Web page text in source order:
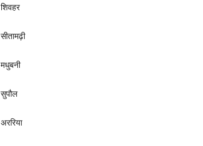
शिवहर
सीतामढ़ी
मधुबनी
सुपौल
अररिया